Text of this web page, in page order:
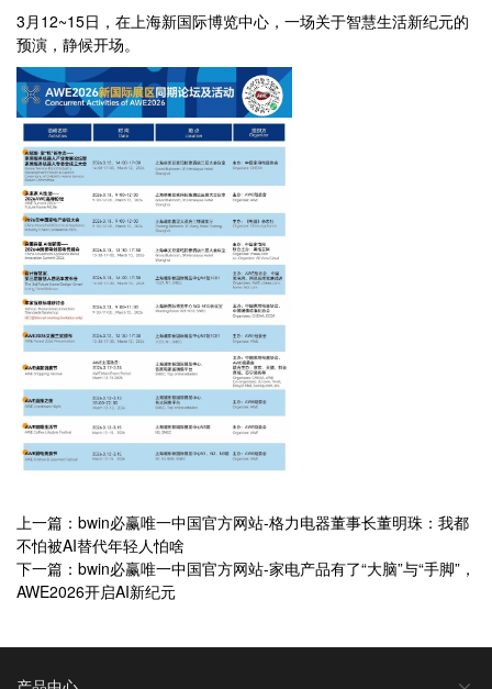
3月12~15日，在上海新国际博览中心，一场关于智慧生活新纪元的
预演，静候开场。
上一篇：bwin必赢唯一中国官方网站-格力电器董事长董明珠：我都
不怕被AI替代年轻人怕啥
下一篇：bwin必赢唯一中国官方网站-家电产品有了“大脑”与“手脚”，
AWE2026开启AI新纪元